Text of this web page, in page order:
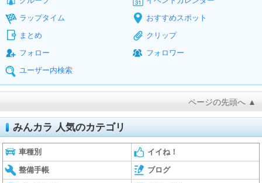
ラップタイム
おすすめスポット
まとめ
クリップ
フォロー
フォロワー
ユーザー内検索
ページの先頭へ ▲
みんカラ 人気のカテゴリ
車種別 イイね！
整備手帳 ブログ